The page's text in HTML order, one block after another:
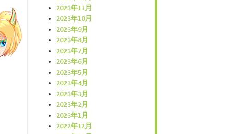
2023年11月
2023年10月
2023年9月
2023年8月
2023年7月
2023年6月
2023年5月
2023年4月
2023年3月
2023年2月
2023年1月
2022年12月